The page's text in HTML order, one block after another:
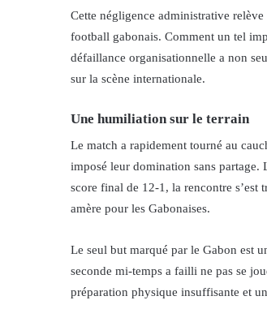
Cette négligence administrative
football gabonais. Comment un tel
défaillance organisationnelle a non
sur la scène internationale.
Une humiliation sur le terrain
Le match a rapidement tourné au
imposé leur domination sans partage.
score final de 12-1, la rencontre s’est
amère pour les Gabonaises.
Le seul but marqué par le Gabon est
seconde mi-temps a failli ne pas se
préparation physique insuffisante et